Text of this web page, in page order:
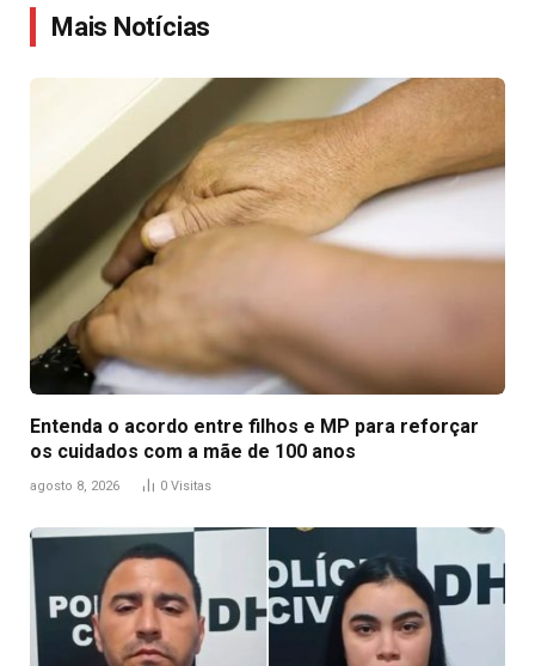
Mais Notícias
Entenda o acordo entre filhos e MP para reforçar
os cuidados com a mãe de 100 anos
agosto 8, 2026 0 Visitas